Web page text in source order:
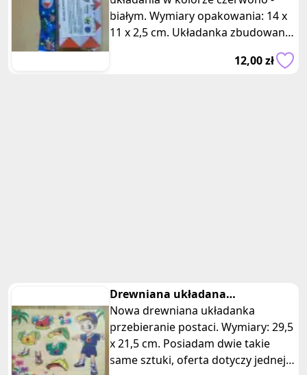
białym. Wymiary opakowania: 14 x
11 x 2,5 cm. Układanka zbudowana
z kostek w kształcie trójkątów. To
12,00 zł
Drewniana układana
przebieranie postaci
Nowa drewniana układanka
przebieranie postaci. Wymiary: 29,5
x 21,5 cm. Posiadam dwie takie
same sztuki, oferta dotyczy jednej z